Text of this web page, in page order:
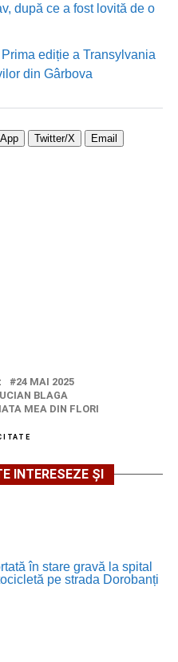
după ce a fost lovită de o
ediție a Transylvania
din Gârbova
Twitter/X Email
24 MAI 2025
BLAGA
MEA DIN FLORI
INTERESEZE ȘI
în stare gravă la spital
pe strada Dorobanți